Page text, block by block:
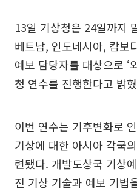
13일 기상청은 24일까지
베트남, 인도네시아, 캄보
예보 담당자를 대상으로 ‘
청 연수를 진행한다고 밝
이번 연수는 기후변화로
기상에 대한 아시아 각국
련됐다. 개발도상국 기상
진 기상 기술과 예보 기법